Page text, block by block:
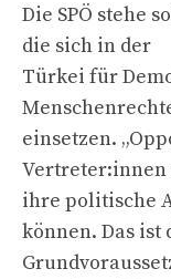
Die SPÖ stehe
die sich in der
Türkei für
einsetzen.
Vertreter:innen
ihre politische
können. Das ist